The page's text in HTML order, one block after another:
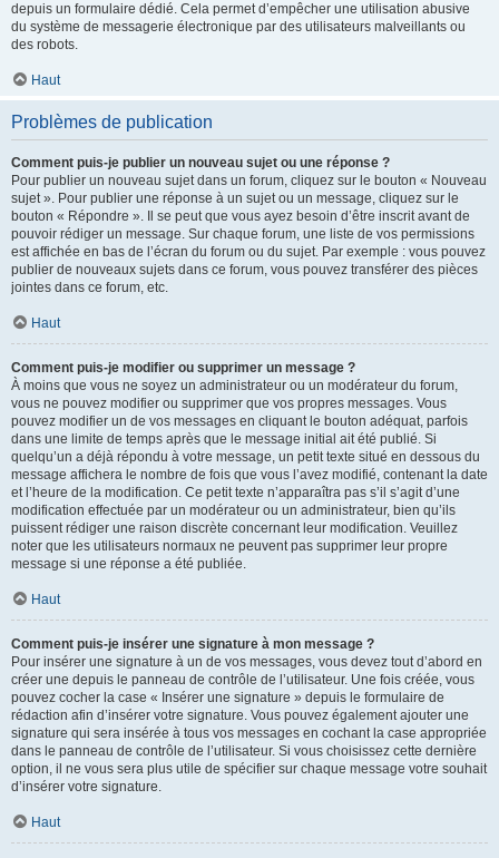
depuis un formulaire dédié. Cela permet d’empêcher une utilisation abusive
du système de messagerie électronique par des utilisateurs malveillants ou
des robots.
Haut
Problèmes de publication
Comment puis-je publier un nouveau sujet ou une réponse ?
Pour publier un nouveau sujet dans un forum, cliquez sur le bouton « Nouveau
sujet ». Pour publier une réponse à un sujet ou un message, cliquez sur le
bouton « Répondre ». Il se peut que vous ayez besoin d’être inscrit avant de
pouvoir rédiger un message. Sur chaque forum, une liste de vos permissions
est affichée en bas de l’écran du forum ou du sujet. Par exemple : vous pouvez
publier de nouveaux sujets dans ce forum, vous pouvez transférer des pièces
jointes dans ce forum, etc.
Haut
Comment puis-je modifier ou supprimer un message ?
À moins que vous ne soyez un administrateur ou un modérateur du forum,
vous ne pouvez modifier ou supprimer que vos propres messages. Vous
pouvez modifier un de vos messages en cliquant le bouton adéquat, parfois
dans une limite de temps après que le message initial ait été publié. Si
quelqu’un a déjà répondu à votre message, un petit texte situé en dessous du
message affichera le nombre de fois que vous l’avez modifié, contenant la date
et l’heure de la modification. Ce petit texte n’apparaîtra pas s’il s’agit d’une
modification effectuée par un modérateur ou un administrateur, bien qu’ils
puissent rédiger une raison discrète concernant leur modification. Veuillez
noter que les utilisateurs normaux ne peuvent pas supprimer leur propre
message si une réponse a été publiée.
Haut
Comment puis-je insérer une signature à mon message ?
Pour insérer une signature à un de vos messages, vous devez tout d’abord en
créer une depuis le panneau de contrôle de l’utilisateur. Une fois créée, vous
pouvez cocher la case « Insérer une signature » depuis le formulaire de
rédaction afin d’insérer votre signature. Vous pouvez également ajouter une
signature qui sera insérée à tous vos messages en cochant la case appropriée
dans le panneau de contrôle de l’utilisateur. Si vous choisissez cette dernière
option, il ne vous sera plus utile de spécifier sur chaque message votre souhait
d’insérer votre signature.
Haut